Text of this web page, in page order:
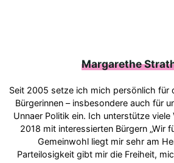
Margarethe
Seit 2005 setze ich mich persönlich für
Bürgerinnen – insbesondere auch für
Unnaer Politik ein. Ich unterstütze viele
2018 mit interessierten Bürgern „Wir
Gemeinwohl liegt mir sehr am
Parteilosigkeit gibt mir die Freiheit,